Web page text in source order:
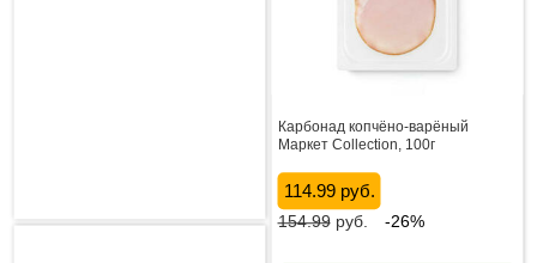
Карбонад копчёно-варёный
Маркет Collection, 100г
114.99 руб.
154.99руб. -26%